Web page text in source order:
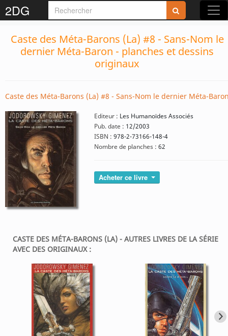
2DG
Caste des Méta-Barons (La) #8 - Sans-Nom le
dernier Méta-Baron - planches et dessins
originaux
Caste des Méta-Barons (La) #8 - Sans-Nom le dernier Méta-
Editeur : Les Humanoïdes Associés
Pub. date : 12/2003
ISBN : 978-2-73166-148-4
Nombre de planches : 62
Acheter ce livre
CASTE DES MÉTA-BARONS (LA) - AUTRES LIVRES DE LA SÉRIE
AVEC DES ORIGINAUX :